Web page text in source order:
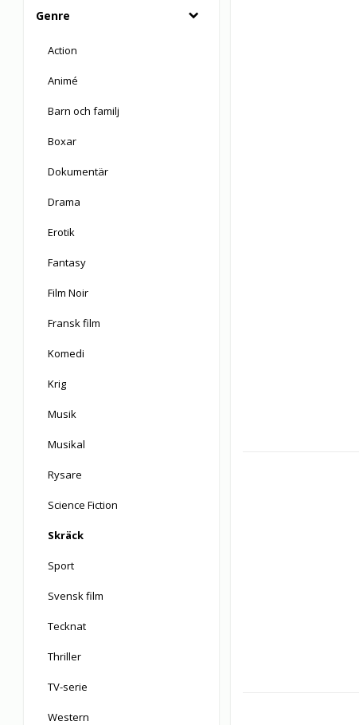
Genre
Action
Animé
Barn och familj
Boxar
Dokumentär
Drama
Erotik
Fantasy
Film Noir
Fransk film
Komedi
Krig
Musik
Musikal
Rysare
Science Fiction
Skräck
Sport
Svensk film
Tecknat
Thriller
TV-serie
Western